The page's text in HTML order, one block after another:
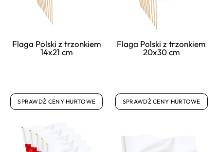
Flaga Polski z trzonkiem
14x21 cm
SPRAWDŹ CENY HURTOWE
Flaga Polski z trzonkiem
20x30 cm
SPRAWDŹ CENY HURTOWE